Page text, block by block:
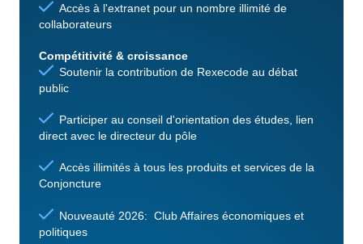
Accès à l'extranet pour un nombre illimité de
collaborateurs
Compétitivité & croissance
Soutenir la contribution de Rexecode au débat
public
Participer au conseil d'orientation des études, lien
direct avec le directeur du pôle
Accès illimités à tous les produits et services de la
Conjoncture
Nouveauté 2026: Club Affaires économiques et
politiques